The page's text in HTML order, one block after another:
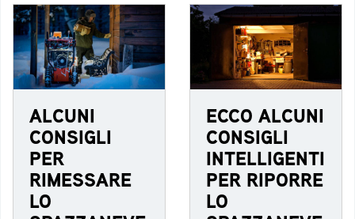
ALCUNI
CONSIGLI
PER
RIMESSARE
LO
ECCO ALCUNI
CONSIGLI
INTELLIGENTI
PER RIPORRE
LO